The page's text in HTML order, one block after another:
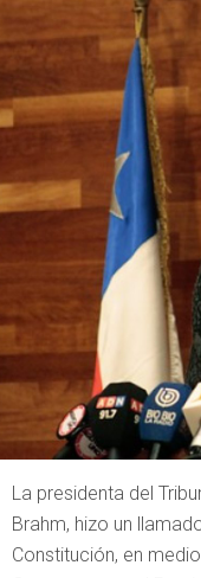
La presidenta del
Brahm, hizo un
Constitución, en